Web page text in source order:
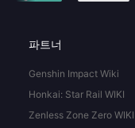
파트너
Genshin Impact Wiki
Honkai: Star Rail WIKI
Zenless Zone Zero WIKI